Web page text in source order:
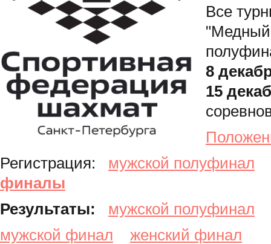
Все
"Медный
8
15
Регистрация: мужской полуфинал
финалы
Результаты:
мужской полуфинал
мужской финал
женский финал